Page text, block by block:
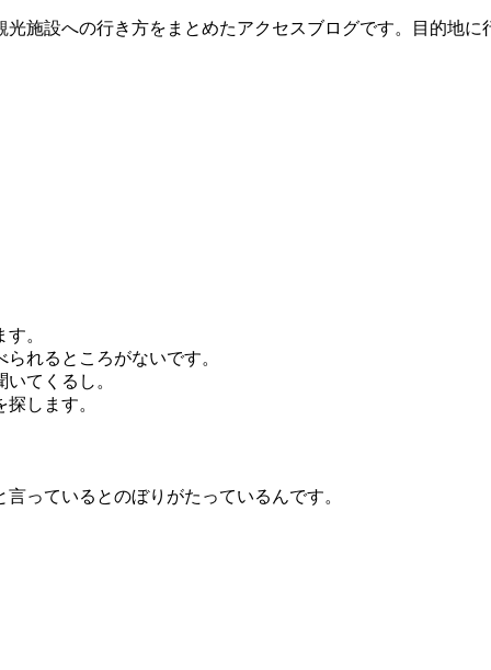
施設への行き方をまとめたアクセスブログです。目的地に
。
れるところがないです。
てくるし。
します。
っているとのぼりがたっているんです。